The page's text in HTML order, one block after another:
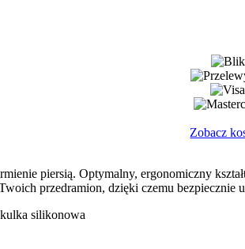
Zobacz
piersią. Optymalny, ergonomiczny
przedramion, dzięki czemu bezpiecznie
silikonowa